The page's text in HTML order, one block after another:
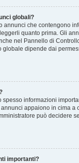
globali?
annunci che contengono
quanto prima. Gli
nel Pannello di
globale dipende dai
spesso informazioni
appaiono in cima a
può decidere
importanti?